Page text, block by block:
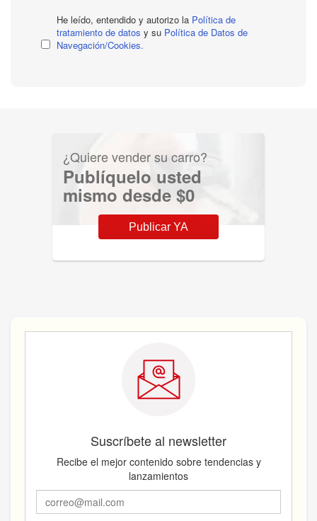
He leído, entendido y autorizo la Política de
tratamiento de datos y su Política de Datos de
Navegación/Cookies.
¿Quiere vender su carro?
Publíquelo usted
mismo desde $0
Publicar YA
Suscríbete al newsletter
Recibe el mejor contenido sobre tendencias y
lanzamientos